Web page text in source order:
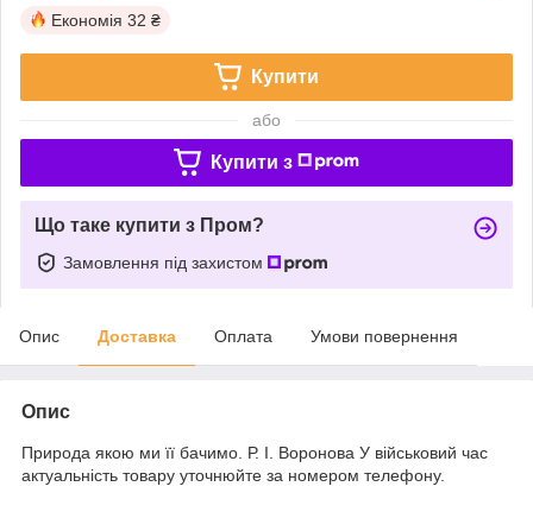
Економія 32 ₴
Купити
або
Купити з
Що таке купити з Пром?
Замовлення під захистом
Опис Доставка Оплата Умови повернення
Опис
Природа якою ми її бачимо. Р. І. Воронова У військовий час
актуальність товару уточнюйте за номером телефону.